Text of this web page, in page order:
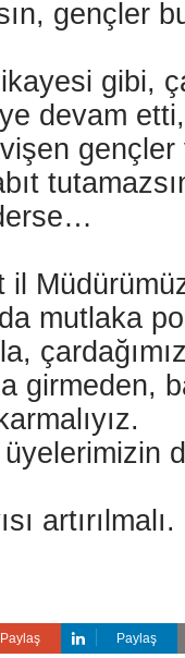
gençler
gibi,
devam
il
mutlaka
girmeden,
artırılmalı.
Paylaş Paylaş